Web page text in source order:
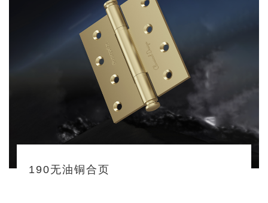
190无油铜合页